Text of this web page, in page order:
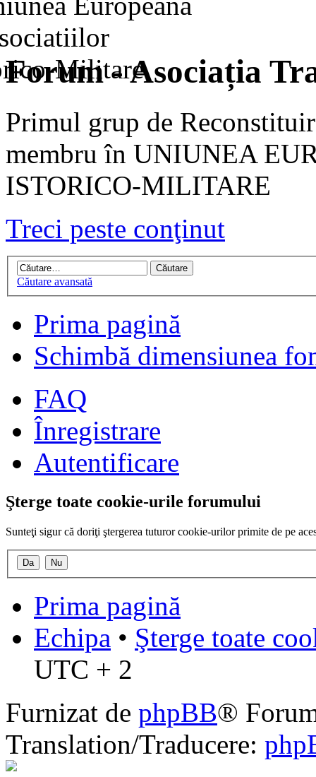
Forum - Asociația
Primul grup de
membru în UNIUNEA
ISTORICO-MILITARE
Treci peste conţinut
Căutare avansată
Prima pagină
Schimbă dimensiunea
FAQ
Înregistrare
Autentificare
Şterge toate cookie-urile forumului
Sunteţi sigur că doriţi ştergerea tuturor cookie-urilor primite de pe
Prima pagină
Echipa • Şterge toate
UTC + 2
Furnizat de phpBB®
Translation/Traducere: